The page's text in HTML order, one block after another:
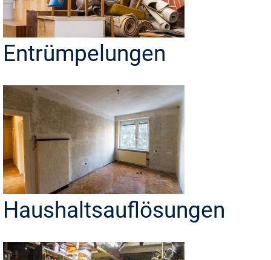
Entrümpelungen
Haushaltsauflösungen